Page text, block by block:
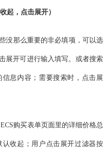
起，点击展开）
没那么重要的非必填项，可以选
展开可进行输入填写。或者搜索
息内容；需要搜索时，点击展
ECS购买表单页面里的详细价格总
收起；用户点击展开过滤器按